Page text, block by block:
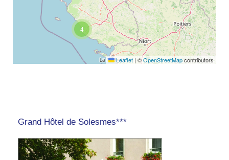
4
Leaflet | ©OpenStreetMapcontributors
Grand Hôtel de Solesmes***